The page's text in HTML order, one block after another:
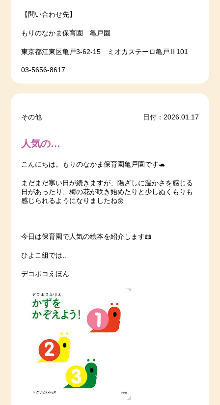
【問い合わせ先】
もりのなかま保育園 亀戸園
東京都江東区亀戸3-62-15 ミオカステーロ亀戸Ⅱ101
03-5656-8617
その他 日付：2026.01.17
人気の…
こんにちは。もりのなかま保育園亀戸園です🐢
まだまだ寒い日が続きますが、陽ざしに温かさを感じる
日があったり、梅の花が咲き始めたりと少しぬくもりも
感じられるようになりましたね🌼
今日は保育園で人気の絵本を紹介します📖
ひよこ組では…
デコボコえほん